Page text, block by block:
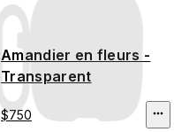
Amandier en fleurs -
Transparent
$750